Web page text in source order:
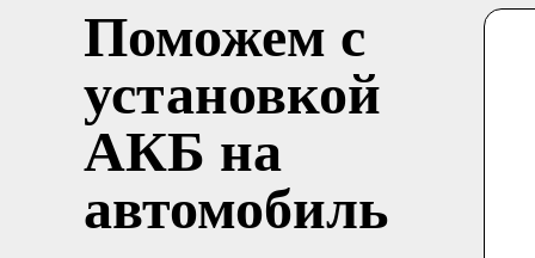
Поможем с
установкой
АКБ на
автомобиль